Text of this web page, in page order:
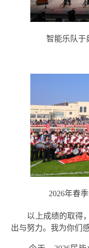
智能乐队于
2026年春
以上成绩的取得
出与努力。我为你们